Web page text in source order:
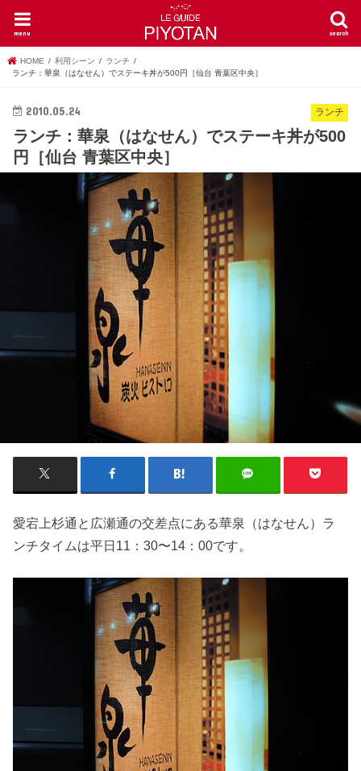
search
menu
HOME 利用シーン
ランチ
ランチ：華泉（はなせん）でステーキ丼が500円［仙台 青葉区中央］
ランチ
2010.05.24
ランチ：華泉（はなせん）でステーキ丼が500
円［仙台 青葉区中央］
愛宕上杉通と広瀬通の交差点にある華泉（はなせん）ラ
ンチタイムは平日11：30〜14：00です。